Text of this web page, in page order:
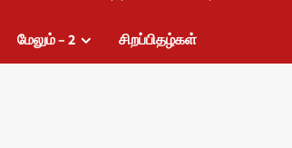
மேலும் – 2 சிறப்பிதழ்கள்